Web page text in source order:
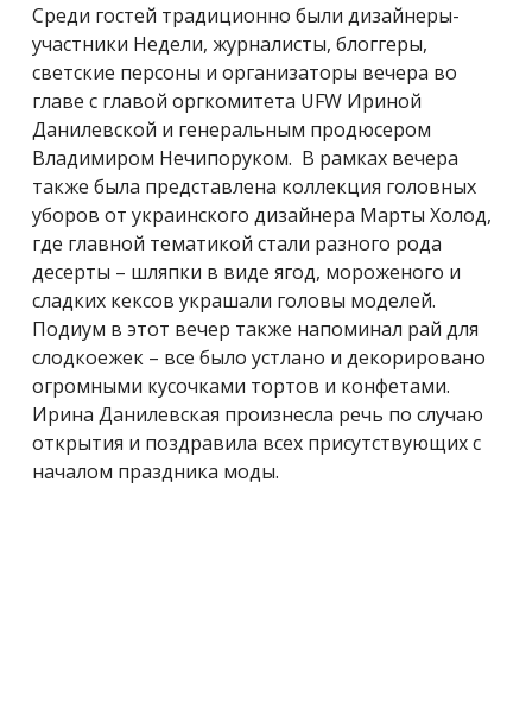
Среди гостей традиционно были дизайнеры-
участники Недели, журналисты, блоггеры,
светские персоны и организаторы вечера во
главе с главой оргкомитета UFW Ириной
Данилевской и генеральным продюсером
Владимиром Нечипоруком. В рамках вечера
также была представлена коллекция головных
уборов от украинского дизайнера Марты Холод,
где главной тематикой стали разного рода
десерты – шляпки в виде ягод, мороженого и
сладких кексов украшали головы моделей.
Подиум в этот вечер также напоминал рай для
слодкоежек – все было устлано и декорировано
огромными кусочками тортов и конфетами.
Ирина Данилевская произнесла речь по случаю
открытия и поздравила всех присутствующих с
началом праздника моды.